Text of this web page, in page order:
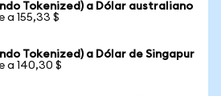
Tokenized) a Dólar australiano
a 155,33 $
Tokenized) a Dólar de Singapur
a 140,30 $